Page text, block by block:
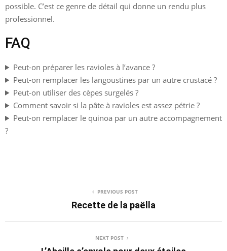
possible. C’est ce genre de détail qui donne un rendu plus
professionnel.
FAQ
Peut-on préparer les ravioles à l’avance ?
Peut-on remplacer les langoustines par un autre crustacé ?
Peut-on utiliser des cèpes surgelés ?
Comment savoir si la pâte à ravioles est assez pétrie ?
Peut-on remplacer le quinoa par un autre accompagnement
?
PREVIOUS POST
Recette de la paëlla
NEXT POST